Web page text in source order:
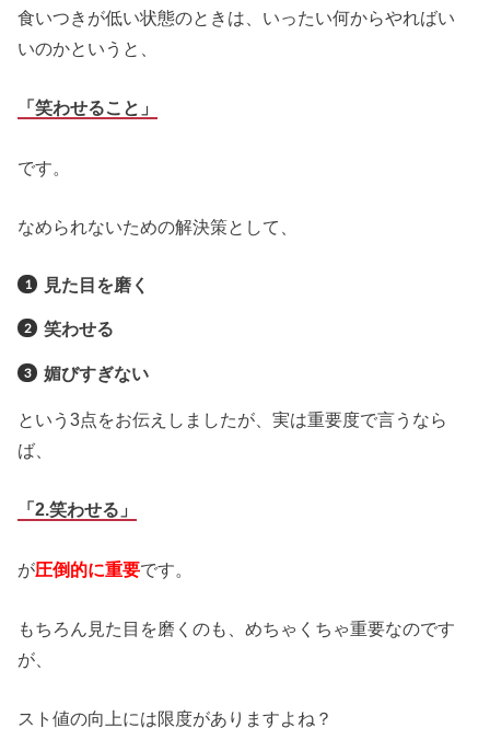
食いつきが低い状態のときは、いったい何からやればい
いのかというと、
「笑わせること」
です。
なめられないための解決策として、
見た目を磨く
笑わせる
媚びすぎない
という3点をお伝えしましたが、実は重要度で言うなら
ば、
「2.笑わせる」
が圧倒的に重要です。
もちろん見た目を磨くのも、めちゃくちゃ重要なのです
が、
スト値の向上には限度がありますよね？